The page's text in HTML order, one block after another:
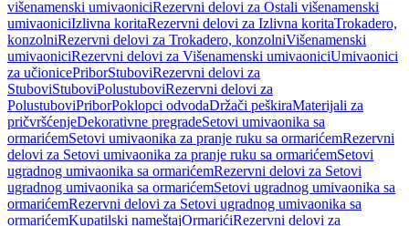
višenamenski umivaoniciRezervni delovi za Ostali višenamenski
umivaoniciIzlivna koritaRezervni delovi za Izlivna koritaTrokadero,
konzolniRezervni delovi za Trokadero, konzolniVišenamenski
umivaoniciRezervni delovi za Višenamenski umivaoniciUmivaonici
za učionicePriborStuboviRezervni delovi za
StuboviStuboviPolustuboviRezervni delovi za
PolustuboviPriborPoklopci odvodaDržači peškiraMaterijali za
pričvršćenjeDekorativne pregradeSetovi umivaonika sa
ormarićemSetovi umivaonika za pranje ruku sa ormarićemRezervni
delovi za Setovi umivaonika za pranje ruku sa ormarićemSetovi
ugradnog umivaonika sa ormarićemRezervni delovi za Setovi
ugradnog umivaonika sa ormarićemSetovi ugradnog umivaonika sa
ormarićemRezervni delovi za Setovi ugradnog umivaonika sa
ormarićemKupatilski nameštajOrmarićiRezervni delovi za